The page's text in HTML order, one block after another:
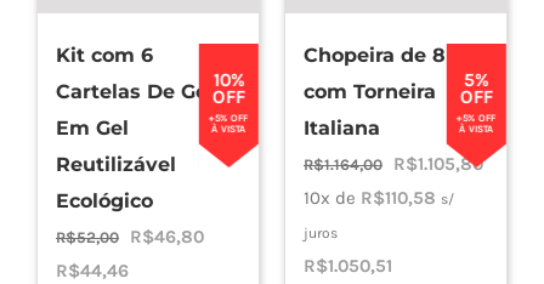
10%
OFF
+5% OFF
À VISTA
Kit com 6
Cartelas De Gelo
Em Gel
Reutilizável
Ecológico
R$52,00
O
preço
R$46,80O
R$44,46
5%
OFF
+5% OFF
À VISTA
Chopeira de 8L
com Torneira
Italiana
R$1.164,00
O
preço
R$1.105,80O
10x de R$110,58 s/
juros
R$1.050,51